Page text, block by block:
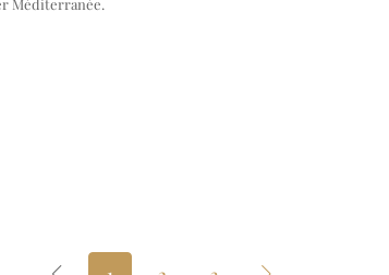
Méditerranée.